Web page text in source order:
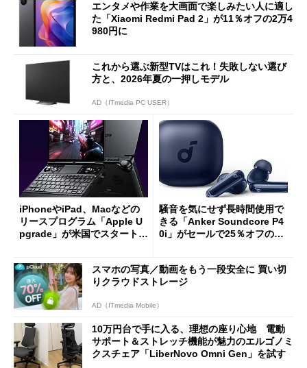
エンタメや作業を大画面で楽しみたい人に適し
た「Xiaomi Redmi Pad 2」が11％オフの2万4
980円に
これから選ぶ新型TVはこれ！失敗しない選び
方と、2026年夏の一押しモデル
AD（ITmedia PC USER）
iPhoneやiPad、Macなどの
リースプログラム「Apple U
pgrade」が米国でスタート／
ut」が明...
騒音を気にせず長時間使用で
きる「Anker Soundcore P4
0i」がセールで25％オフの59
スマホの写真／動画をもう一段安全に 買い切
りクラウドストレージ
AD（ITmedia Mobile）
10万円台で手に入る、理想の座り心地 電動
サポート＆ストレッチ機能が魅力のエルゴノミ
クスチェア「LiberNovo Omni Gen」を試す